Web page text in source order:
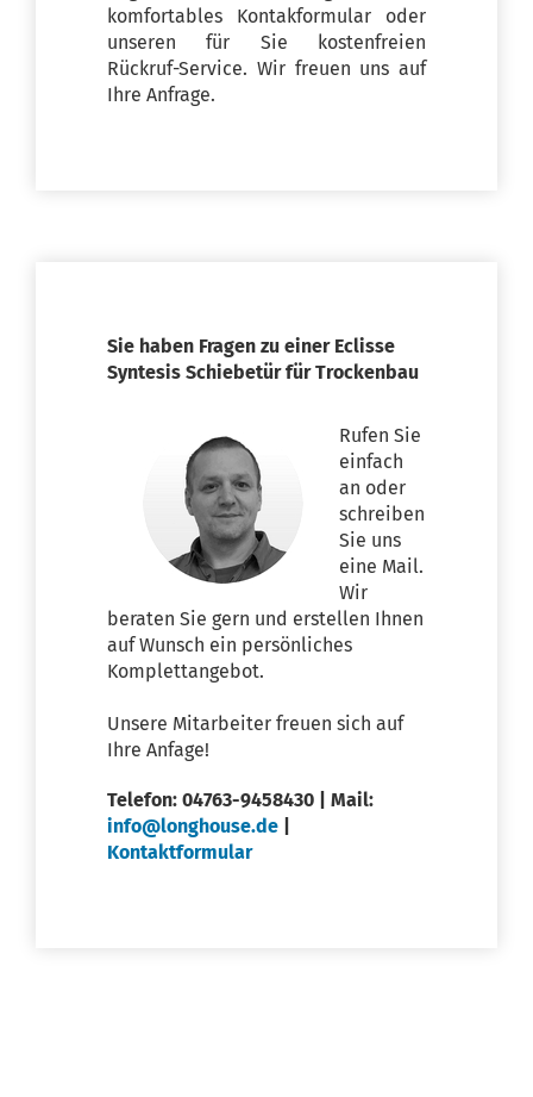
komfortables Kontakformular oder
unseren für Sie kostenfreien
Rückruf-Service. Wir freuen uns auf
Ihre Anfrage.
Sie haben Fragen zu einer Eclisse
Syntesis Schiebetür für Trockenbau
Rufen Sie
einfach
an oder
schreiben
Sie uns
eine Mail.
Wir
beraten Sie gern und erstellen Ihnen
auf Wunsch ein persönliches
Komplettangebot.
Unsere Mitarbeiter freuen sich auf
Ihre Anfage!
Telefon: 04763-9458430 | Mail:
info@longhouse.de
Kontaktformular